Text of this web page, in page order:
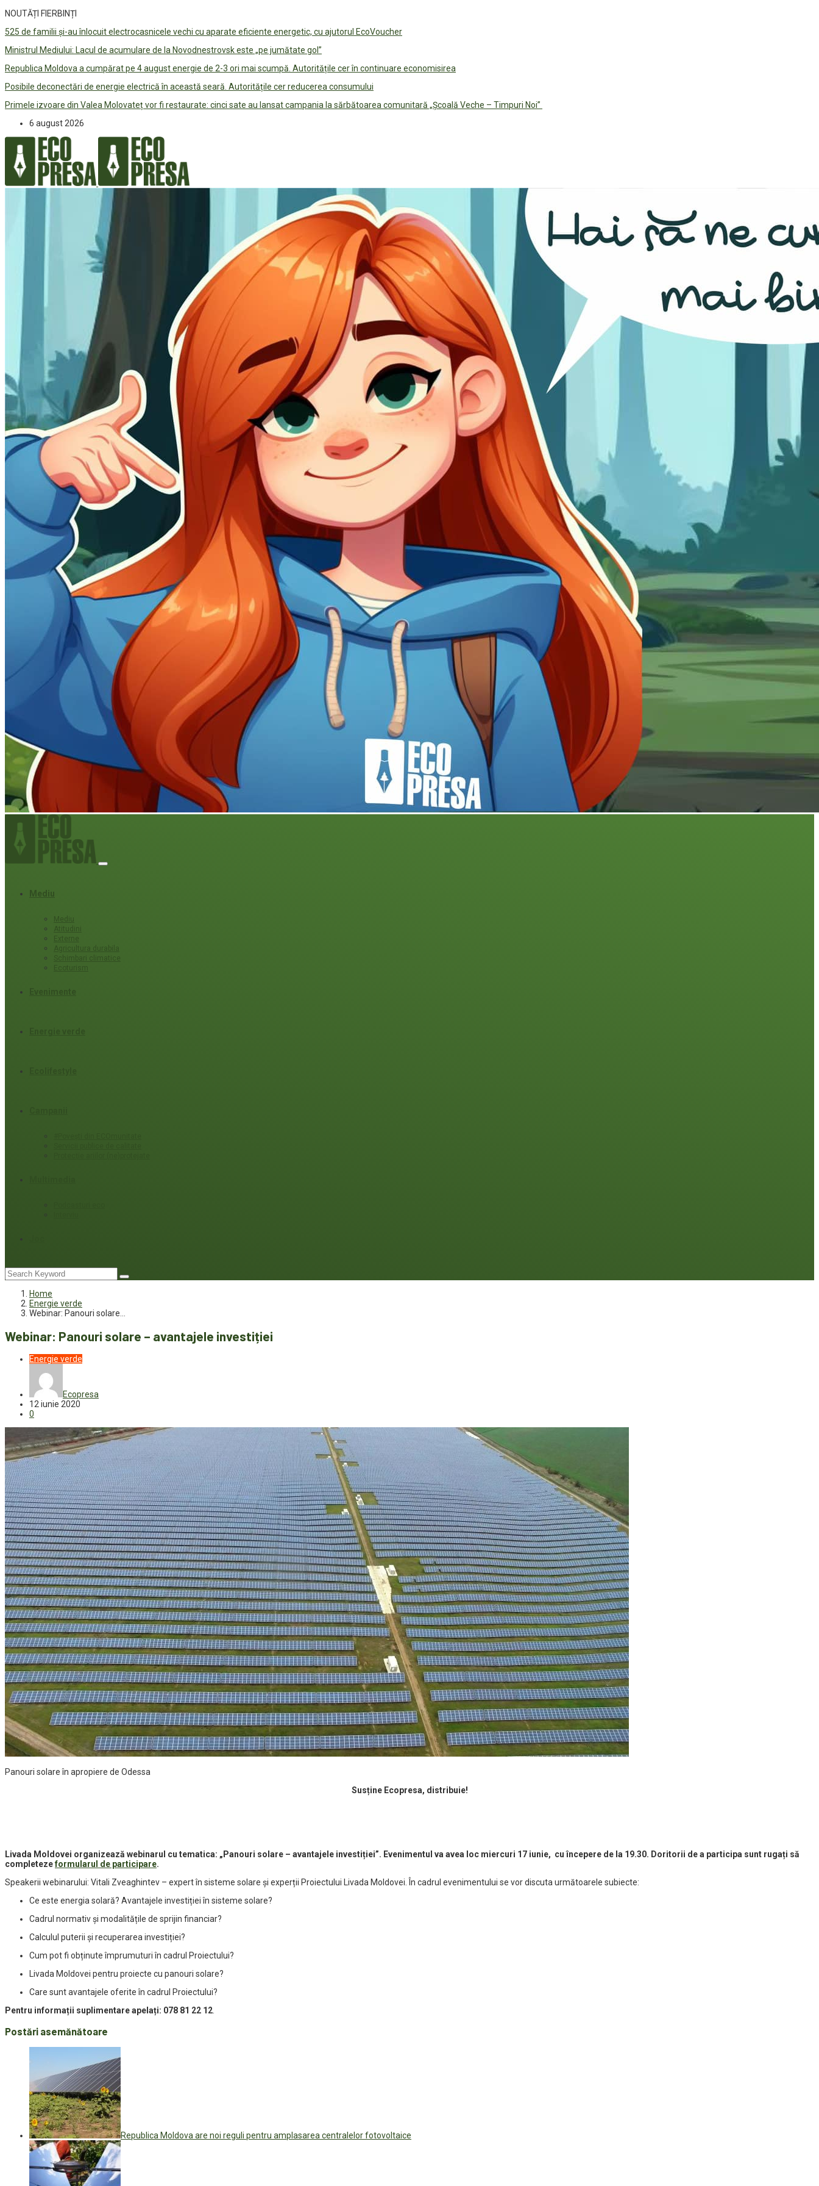
NOUTĂȚI FIERBINȚI
525 de familii și-au înlocuit electrocasnicele vechi cu aparate eficiente energetic, cu ajutorul EcoVoucher
Ministrul Mediului: Lacul de acumulare de la Novodnestrovsk este „pe jumătate gol”
Republica Moldova a cumpărat pe 4 august energie de 2-3 ori mai scumpă. Autoritățile cer în continuare economisirea
Posibile deconectări de energie electrică în această seară. Autoritățile cer reducerea consumului
Primele izvoare din Valea Molovateț vor fi restaurate: cinci sate au lansat campania la sărbătoarea comunitară „Școală Veche – Timpuri Noi”
6 august 2026
Mediu
Mediu
Atitudini
Externe
Agricultura durabila
Schimbari climatice
Ecoturism
Home
Energie verde
Webinar: Panouri solare…
Webinar: Panouri solare – avantajele investiției
Energie verde
Ecopresa
12 iunie 2020
0
Panouri solare în apropiere de Odessa
Susține Ecopresa, distribuie!
Livada Moldovei organizează webinarul cu tematica: „Panouri solare – avantajele investiției”. Evenimentul va avea loc miercuri 17 iunie, cu începere de la 19.30. Doritorii de a participa sunt rugați să
completezeformularul de participare.
Speakerii webinarului: Vitali Zveaghintev – expert în sisteme solare și experții Proiectului Livada Moldovei. În cadrul evenimentului se vor discuta următoarele subiecte:
Ce este energia solară? Avantajele investiției în sisteme solare?
Cadrul normativ și modalitățile de sprijin financiar?
Calculul puterii și recuperarea investiției?
Cum pot fi obținute împrumuturi în cadrul Proiectului?
Livada Moldovei pentru proiecte cu panouri solare?
Care sunt avantajele oferite în cadrul Proiectului?
Pentru informații suplimentare apelați: 078 81 22 12
Postări asemănătoare
Republica Moldova are noi reguli pentru amplasarea centralelor fotovoltaice